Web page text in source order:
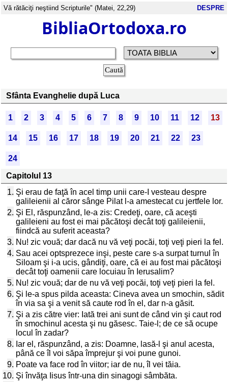
Vă rătăciţi neştiind Scripturile" (Matei, 22,29) DESPRE
BibliaOrtodoxa.ro
Sfânta Evanghelie după Luca
1 2 3 4 5 6 7 8 9 10 11 12 13
14 15 16 17 18 19 20 21 22 23
24
Capitolul 13
1. Şi erau de faţă în acel timp unii care-I vesteau despre
galileienii al căror sânge Pilat l-a amestecat cu jertfele lor.
2. Şi El, răspunzând, le-a zis: Credeţi, oare, că aceşti
galileieni au fost ei mai păcătoşi decât toţi galileienii,
fiindcă au suferit aceasta?
3. Nu! zic vouă; dar dacă nu vă veţi pocăi, toţi veţi pieri la fel.
4. Sau acei optsprezece inşi, peste care s-a surpat turnul în
Siloam şi i-a ucis, gândiţi, oare, că ei au fost mai păcătoşi
decât toţi oamenii care locuiau în Ierusalim?
5. Nu! zic vouă; dar de nu vă veţi pocăi, toţi veţi pieri la fel.
6. Şi le-a spus pilda aceasta: Cineva avea un smochin, sădit
în via sa şi a venit să caute rod în el, dar n-a găsit.
7. Şi a zis către vier: Iată trei ani sunt de când vin şi caut rod
în smochinul acesta şi nu găsesc. Taie-l; de ce să ocupe
locul în zadar?
8. Iar el, răspunzând, a zis: Doamne, lasă-l şi anul acesta,
până ce îl voi săpa împrejur şi voi pune gunoi.
9. Poate va face rod în viitor; iar de nu, îl vei tăia.
10. Şi învăţa Iisus într-una din sinagogi sâmbăta.